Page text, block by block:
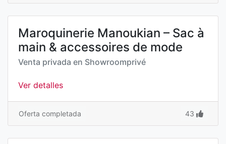
Maroquinerie Manoukian – Sac à
main & accessoires de mode
Venta privada en Showroomprivé
Ver detalles
Oferta completada 43